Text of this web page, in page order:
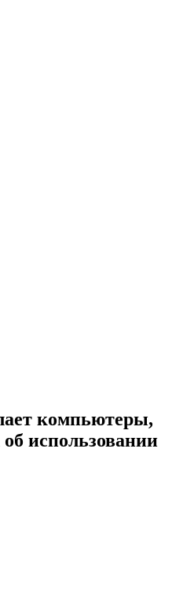
компьютеры,
использовании